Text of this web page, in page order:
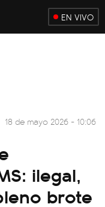
EN VIVO
18 de mayo 2026 - 10:06
ilegal,
brote